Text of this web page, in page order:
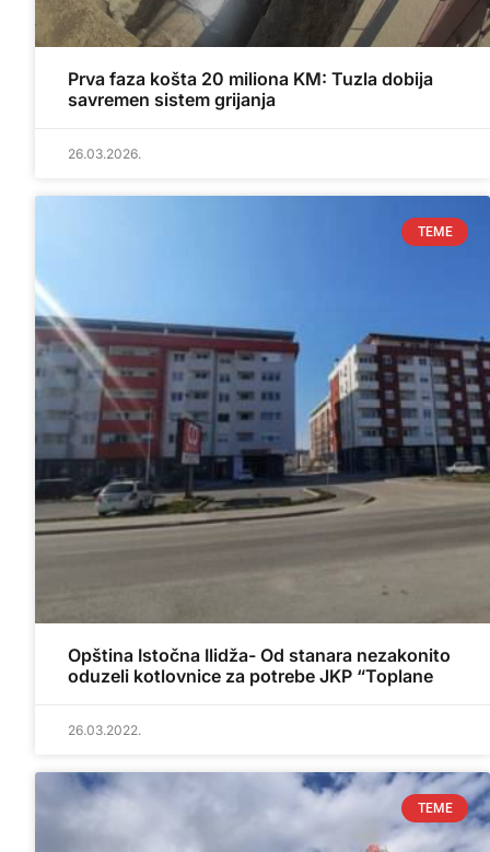
Prva faza košta 20 miliona KM: Tuzla dobija
savremen sistem grijanja
26.03.2026.
TEME
Opština Istočna Ilidža- Od stanara nezakonito
oduzeli kotlovnice za potrebe JKP “Toplane
26.03.2022.
TEME